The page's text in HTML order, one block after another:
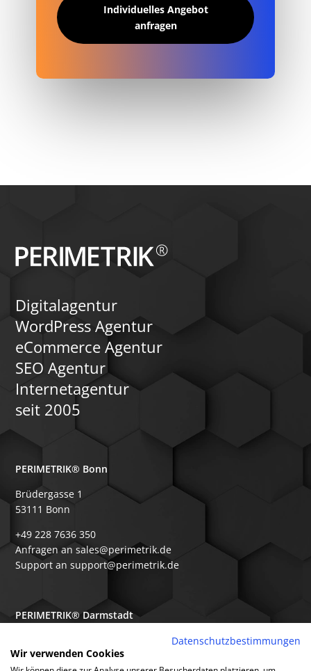
Individuelles Angebot
anfragen
Digitalagentur
WordPress Agentur
eCommerce Agentur
SEO Agentur
Internetagentur
seit 2005
PERIMETRIK® Bonn
Brüdergasse 1
53111 Bonn
+49 228 7636 350
Anfragen an sales@perimetrik.de
Support an support@perimetrik.de
PERIMETRIK® Darmstadt
64367 Mühltal
Datenschutzbestimmungen
Wir verwenden Cookies